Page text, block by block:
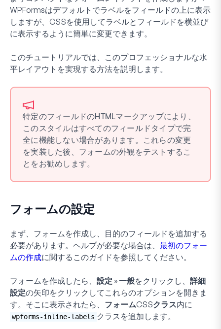
WPFormsはデフォルトでラベルをフィールドの上に表示
しますが、CSSを使用してラベルとフィールドを横並び
に表示するように簡単に変更できます。
このチュートリアルでは、このプロフェッショナルな水
平レイアウトを実現する方法を説明します。
特定のフィールドのHTMLマークアップにより、
このスタイルはすべてのフィールドタイプで完
全に機能しない場合があります。これらの変更
を実装した後、フォームの外観をテストするこ
とをお勧めします。
フォームの設定
まず、フォームを作成し、目的のフィールドを追加する
必要があります。ヘルプが必要な場合は、 最初のフォー
ムの作成に関するこのガイドを参照してください。
フォームを作成したら、 設定 »一般をクリックし、 詳細
設定の矢印をクリックしてこれらのオプションを開きま
す。そこに表示されたら、 フォームCSSクラス内に
wpforms-inline-labels クラスを追加します。